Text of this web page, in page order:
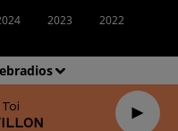
2023 2022